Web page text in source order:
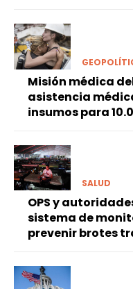
Misión médica
asistencia
insumos para
SALUD
OPS y
sistema de
prevenir brotes